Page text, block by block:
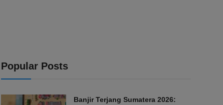
Popular Posts
Banjir Terjang Sumatera 2026: